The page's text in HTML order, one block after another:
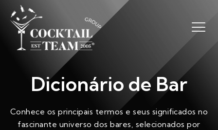
Dicionário de Bar
Conhece os principais termos e seus significados no
fascinante universo dos bares, selecionados por